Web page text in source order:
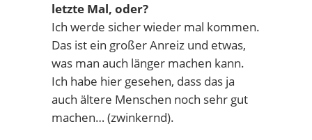
letzte Mal, oder?
Ich werde sicher wieder mal kommen.
Das ist ein großer Anreiz und etwas,
was man auch länger machen kann.
Ich habe hier gesehen, dass das ja
auch ältere Menschen noch sehr gut
machen… (zwinkernd).